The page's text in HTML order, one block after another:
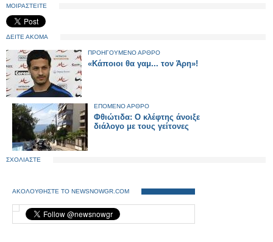
ΜΟΙΡΑΣΤΕΙΤΕ
ΔΕΙΤΕ ΑΚΟΜΑ
ΠΡΟΗΓΟΥΜΕΝΟ ΑΡΘΡΟ
«Κάποιοι θα γαμ... τον Άρη»!
ΕΠΟΜΕΝΟ ΑΡΘΡΟ
Φθιώτιδα: Ο κλέφτης άνοιξε
διάλογο με τους γείτονες
ΣΧΟΛΙΑΣΤΕ
ΑΚΟΛΟΥΘΗΣΤΕ ΤΟ NEWSNOWGR.COM